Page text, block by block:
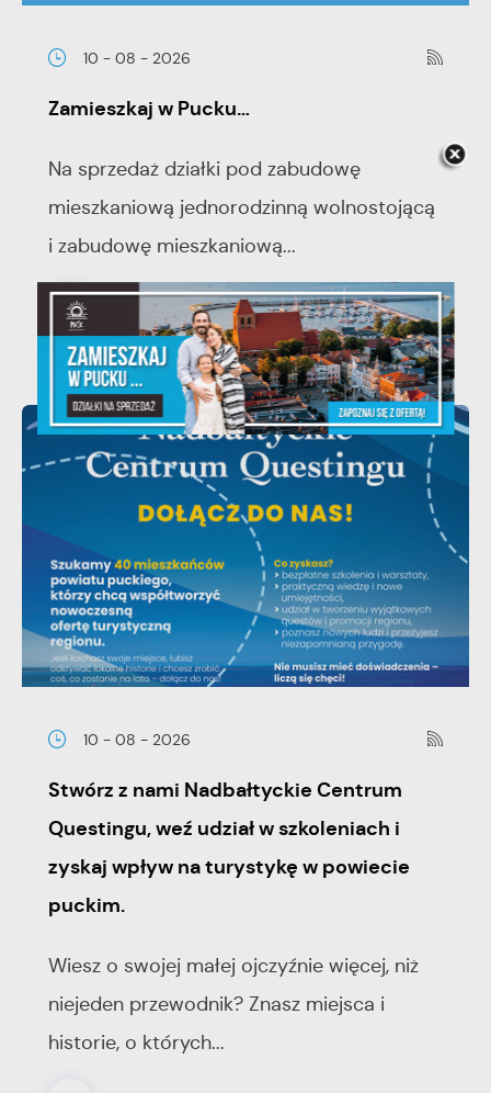
10 - 08 - 2026
Zamieszkaj w Pucku…
Na sprzedaż działki pod zabudowę
mieszkaniową jednorodzinną wolnostojącą
i zabudowę mieszkaniową...
10 - 08 - 2026
Stwórz z nami Nadbałtyckie Centrum
Questingu, weź udział w szkoleniach i
zyskaj wpływ na turystykę w powiecie
puckim.
Wiesz o swojej małej ojczyźnie więcej, niż
niejeden przewodnik? Znasz miejsca i
historie, o których...